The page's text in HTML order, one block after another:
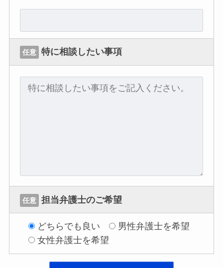
任意 特に相談したい事項
任意 担当弁護士のご希望
どちらでも良い
男性弁護士を希望
女性弁護士を希望